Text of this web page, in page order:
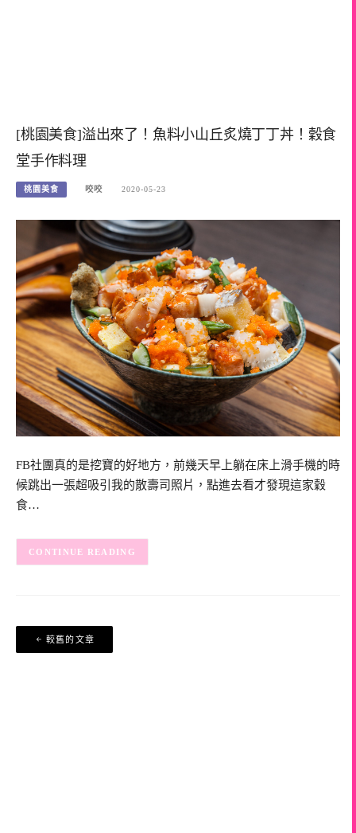
[桃園美食]溢出來了！魚料小山丘炙燒丁丁丼！穀食
堂手作料理
桃園美食 咬咬 2020-05-23
FB社團真的是挖寶的好地方，前幾天早上躺在床上滑手機的時
候跳出一張超吸引我的散壽司照片，點進去看才發現這家穀
食…
CONTINUE READING
文
章
較舊的文章